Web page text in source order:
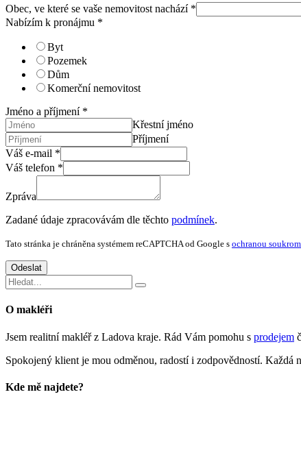
Obec, ve které se vaše nemovitost nachází *
Nabízím k pronájmu *
Byt
Pozemek
Dům
Komerční nemovitost
Jméno a příjmení *
Křestní jméno
Příjmení
Váš e-mail *
Váš telefon *
Zpráva
vaše
Zadané údaje zpracovávám dle těchto podmínek.
Tato stránka je chráněna systémem reCAPTCHA od Google s ochranou
Odeslat
O makléři
Jsem realitní makléř z Ladova kraje. Rád Vám pomohu s prodejem
Spokojený klient je mou odměnou, radostí i zodpovědností.
Kde mě najdete?